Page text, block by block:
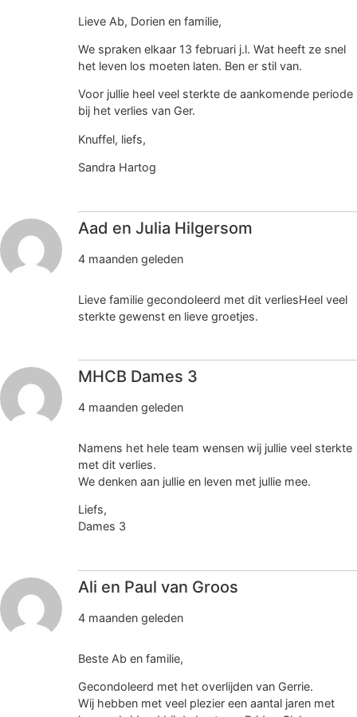
Lieve Ab, Dorien en familie,
We spraken elkaar 13 februari j.l. Wat heeft ze snel
het leven los moeten laten. Ben er stil van.
Voor jullie heel veel sterkte de aankomende periode
bij het verlies van Ger.
Knuffel, liefs,
Sandra Hartog
Aad en Julia Hilgersom
4 maanden geleden
Lieve familie gecondoleerd met dit verliesHeel veel
sterkte gewenst en lieve groetjes.
MHCB Dames 3
4 maanden geleden
Namens het hele team wensen wij jullie veel sterkte
met dit verlies.
We denken aan jullie en leven met jullie mee.
Liefs,
Dames 3
Ali en Paul van Groos
4 maanden geleden
Beste Ab en familie,
Gecondoleerd met het overlijden van Gerrie.
Wij hebben met veel plezier een aantal jaren met